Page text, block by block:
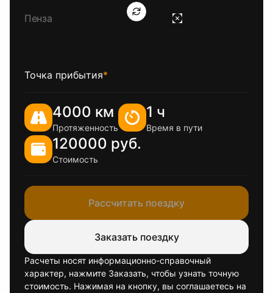
Точка прибытия*
4000 км
Протяженность
1 ч
Время в пути
120000 руб.
Стоимость
Рассчитать поездку
Заказать поездку
Расчеты носят информационно-справочный
характер, нажмите Заказать, чтобы узнать точную
стоимость. Нажимая на кнопку, вы соглашаетесь на